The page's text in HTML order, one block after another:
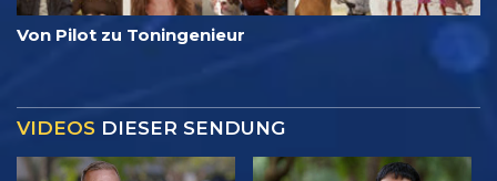
Von Pilot zu Toningenieur
VIDEOS DIESER SENDUNG